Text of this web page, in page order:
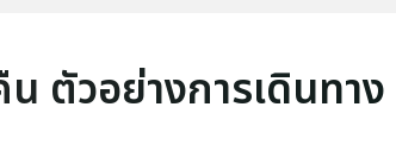
ตัวอย่างการเดินท